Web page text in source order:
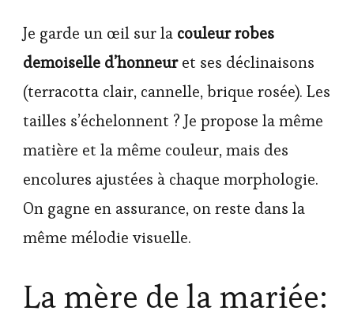
Je garde un œil sur la couleur robes
demoiselle d’honneuret ses déclinaisons
(terracotta clair, cannelle, brique rosée). Les
tailles s’échelonnent ? Je propose la même
matière et la même couleur, mais des
encolures ajustées à chaque morphologie.
On gagne en assurance, on reste dans la
même mélodie visuelle.
La mère de la mariée: